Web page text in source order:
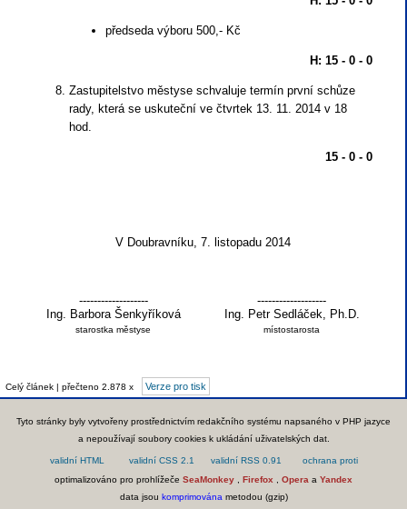
předseda výboru 500,- Kč
H: 15 - 0 - 0
Zastupitelstvo městyse schvaluje termín první schůze
rady, která se uskuteční ve čtvrtek 13. 11. 2014 v 18
hod.
15 - 0 - 0
V Doubravníku, 7. listopadu 2014
-------------------
Ing. Barbora Šenkyříková
starostka městyse
-------------------
Ing. Petr Sedláček, Ph.D.
místostarosta
Celý článek | přečteno 2.878 x Verze pro tisk
Tyto stránky byly vytvořeny prostřednictvím redakčního systému napsaného v PHP jazyce
a nepoužívají soubory cookies k ukládání uživatelských dat.
optimalizováno pro prohlížeče SeaMonkey Firefox Opera a Yandex
data jsou komprimována metodou (gzip)